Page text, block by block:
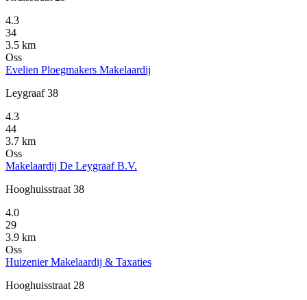
4.3
34
3.5 km
Oss
Evelien Ploegmakers Makelaardij
Leygraaf 38
4.3
44
3.7 km
Oss
Makelaardij De Leygraaf B.V.
Hooghuisstraat 38
4.0
29
3.9 km
Oss
Huizenier Makelaardij & Taxaties
Hooghuisstraat 28